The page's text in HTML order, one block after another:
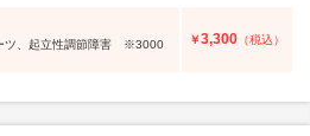
ツ、起立性調節障害 ※3000
￥3,300 （税込）